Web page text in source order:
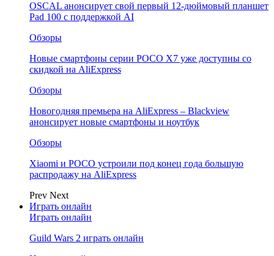
OSCAL анонсирует свой первый 12-дюймовый планшет
Pad 100 с поддержкой AI
Обзоры
Новые смартфоны серии POCO X7 уже доступны со
скидкой на AliExpress
Обзоры
Новогодняя премьера на AliExpress – Blackview
анонсирует новые смартфоны и ноутбук
Обзоры
Xiaomi и POCO устроили под конец года большую
распродажу на AliExpress
Prev Next
Играть онлайн
Играть онлайн
Guild Wars 2 играть онлайн